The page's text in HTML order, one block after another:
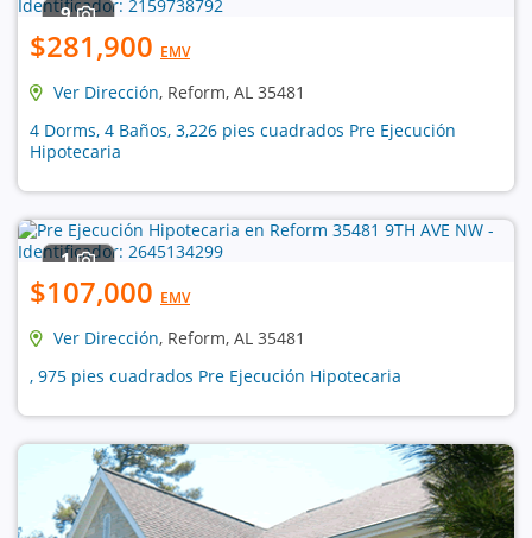
9
$281,900 EMV
Ver Dirección, Reform, AL 35481
4 Dorms, 4 Baños, 3,226 pies cuadrados Pre Ejecución
Hipotecaria
1
$107,000 EMV
Ver Dirección, Reform, AL 35481
, 975 pies cuadrados Pre Ejecución Hipotecaria